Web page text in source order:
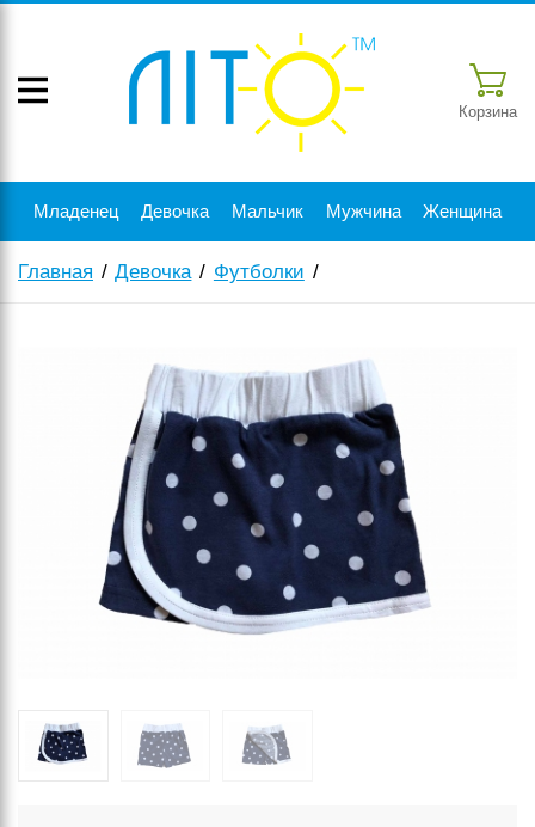
Корзина
Младенец Девочка Мальчик Мужчина Женщина
Главная Девочка Футболки